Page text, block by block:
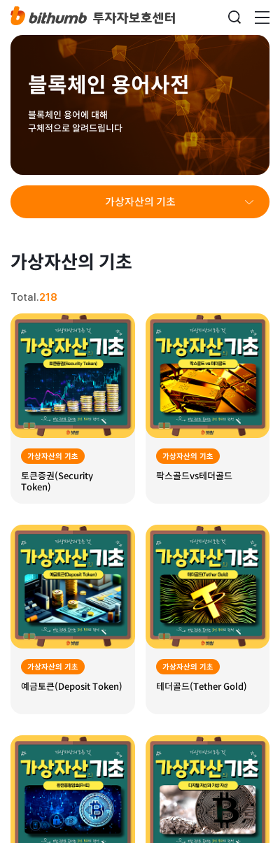
블록체인 용어사전
블록체인 용어에 대해
구체적으로 알려드립니다
가상자산의 기초
가상자산의 기초
Total.218
가상자산의 기초
토큰증권(Security
Token)
가상자산의 기초
팍스골드vs테더골드
가상자산의 기초
예금토큰(Deposit Token)
가상자산의 기초
테더골드(Tether Gold)